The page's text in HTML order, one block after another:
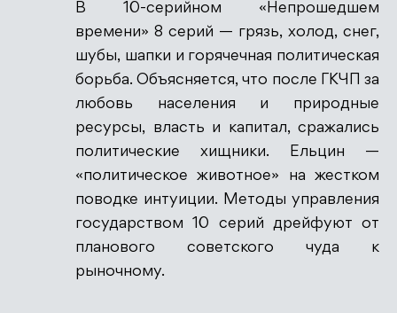
Антиспам от CleanTalk
В 10-серийном «Непрошедшем
времени» 8 серий — грязь, холод, снег,
шубы, шапки и горячечная политическая
борьба. Объясняется, что после ГКЧП за
любовь населения и природные
ресурсы, власть и капитал, сражались
политические хищники. Ельцин —
«политическое животное» на жестком
поводке интуиции. Методы управления
государством 10 серий дрейфуют от
планового советского чуда к
рыночному.